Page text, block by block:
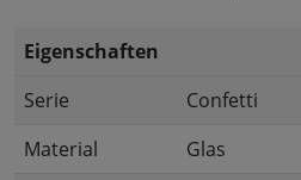
Eigenschaften
Serie
Confetti
Material
Glas